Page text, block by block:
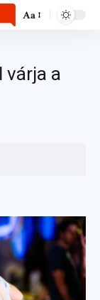
Aa
várja a